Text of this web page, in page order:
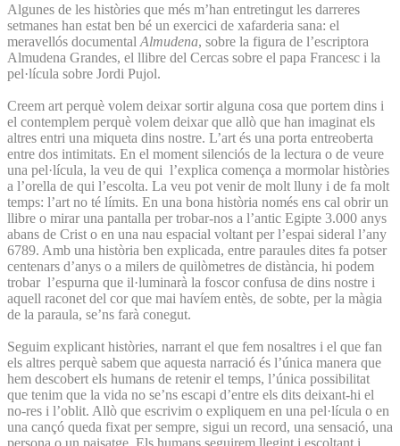
Algunes de les històries que més m’han entretingut les darreres
setmanes han estat ben bé un exercici de xafarderia sana: el
meravellós documental Almudena, sobre la figura de l’escriptora
Almudena Grandes, el llibre del Cercas sobre el papa Francesc i la
pel·lícula sobre Jordi Pujol.
Creem art perquè volem deixar sortir alguna cosa que portem dins i
el contemplem perquè volem deixar que allò que han imaginat els
altres entri una miqueta dins nostre. L’art és una porta entreoberta
entre dos intimitats. En el moment silenciós de la lectura o de veure
una pel·lícula, la veu de qui l’explica comença a mormolar històries
a l’orella de qui l’escolta. La veu pot venir de molt lluny i de fa molt
temps: l’art no té límits. En una bona història només ens cal obrir un
llibre o mirar una pantalla per trobar-nos a l’antic Egipte 3.000 anys
abans de Crist o en una nau espacial voltant per l’espai sideral l’any
6789. Amb una història ben explicada, entre paraules dites fa potser
centenars d’anys o a milers de quilòmetres de distància, hi podem
trobar l’espurna que il·luminarà la foscor confusa de dins nostre i
aquell raconet del cor que mai havíem entès, de sobte, per la màgia
de la paraula, se’ns farà conegut.
Seguim explicant històries, narrant el que fem nosaltres i el que fan
els altres perquè sabem que aquesta narració és l’única manera que
hem descobert els humans de retenir el temps, l’única possibilitat
que tenim que la vida no se’ns escapi d’entre els dits deixant-hi el
no-res i l’oblit. Allò que escrivim o expliquem en una pel·lícula o en
una cançó queda fixat per sempre, sigui un record, una sensació, una
persona o un paisatge. Els humans seguirem llegint i escoltant i